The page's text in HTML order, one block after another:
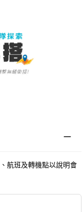
航班及轉機點以說明會